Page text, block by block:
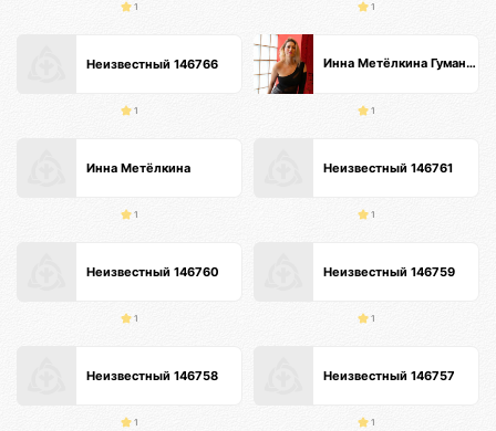
1 1
Неизвестный 146766
1
Инна Метёлкина Гуманистический Психолог Интегративный метод🕊️специалист по психосоматике
1
Инна Метёлкина
1
Неизвестный 146761
1
Неизвестный 146760
1
Неизвестный 146759
1
Неизвестный 146758
1
Неизвестный 146757
1